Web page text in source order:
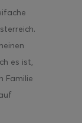
es ist,
Familie